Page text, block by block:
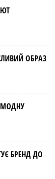
ОБРАЗ
МОДНУ
БРЕНД ДО